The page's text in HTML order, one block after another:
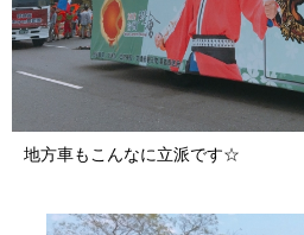
地方車もこんなに立派です☆